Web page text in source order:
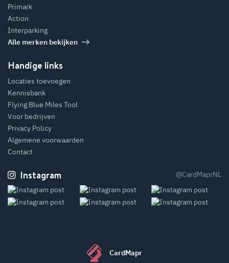
Primark
Action
Interparking
Alle merken bekijken
Handige links
Locaties toevoegen
Kennisbank
Flying Blue Miles Tool
Voor bedrijven
Privacy Policy
Algemene voorwaarden
Contact
Instagram @CardMaprNL
CardMapr